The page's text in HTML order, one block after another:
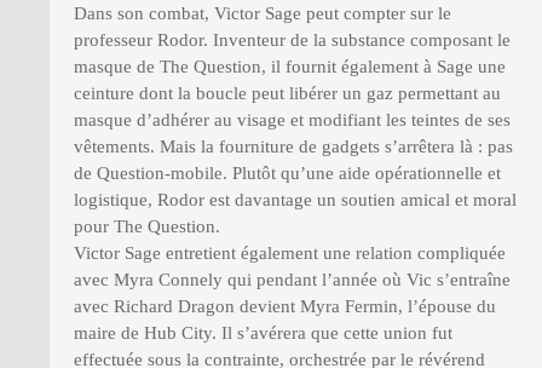
Dans son combat, Victor Sage peut compter sur le
professeur Rodor. Inventeur de la substance composant le
masque de The Question, il fournit également à Sage une
ceinture dont la boucle peut libérer un gaz permettant au
masque d’adhérer au visage et modifiant les teintes de ses
vêtements. Mais la fourniture de gadgets s’arrêtera là : pas
de Question-mobile. Plutôt qu’une aide opérationnelle et
logistique, Rodor est davantage un soutien amical et moral
pour The Question.
Victor Sage entretient également une relation compliquée
avec Myra Connely qui pendant l’année où Vic s’entraîne
avec Richard Dragon devient Myra Fermin, l’épouse du
maire de Hub City. Il s’avérera que cette union fut
effectuée sous la contrainte, orchestrée par le révérend